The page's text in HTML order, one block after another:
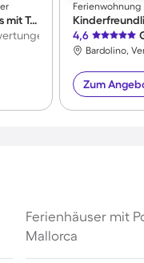
Familienorientiertes Ferienhaus mit Terrasse und Garten | Bergblick
Ferienwohnung
4,6
Bardolino,
Zum
Ferienhäuser mit
Mallorca